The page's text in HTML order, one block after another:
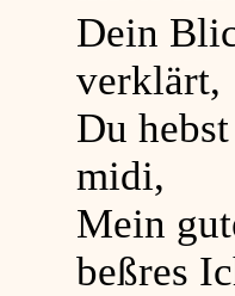
Dein
verklärt,
Du
midi,
Mein
beßres